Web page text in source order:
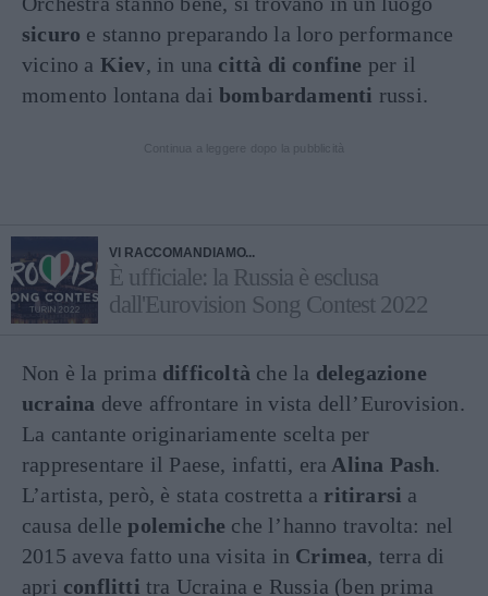
sicuro e stanno preparando la loro performance
vicino a Kiev, in una città di confine per il
momento lontana dai bombardamenti russi.
VI RACCOMANDIAMO...
È ufficiale: la Russia è esclusa
dall'Eurovision Song Contest 2022
Non è la prima difficoltà che la delegazione
ucraina deve affrontare in vista dell’Eurovision.
La cantante originariamente scelta per
rappresentare il Paese, infatti, era Alina Pash.
L’artista, però, è stata costretta a ritirarsi a
causa dellepolemiche che l’hanno travolta: nel
2015 aveva fatto una visita in Crimea, terra di
apri conflitti tra Ucraina e Russia (ben prima